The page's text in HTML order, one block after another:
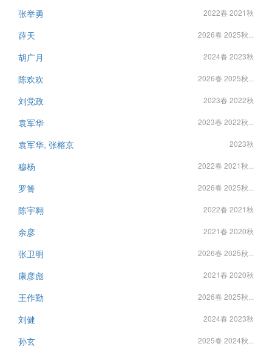
张举勇 2022春 2021秋
薛天 2026春 2025秋...
胡广月 2024春 2023秋
陈欢欢 2026春 2025秋...
刘党政 2023春 2022秋
袁军华 2023春 2022秋...
袁军华, 张榕京 2023秋
穆杨 2022春 2021秋...
罗箐 2026春 2025秋...
陈宇翱 2022春 2021秋
余彦 2021春 2020秋
张卫明 2026春 2025秋...
康彦彪 2021春 2020秋
王作勤 2026春 2025秋...
刘健 2024春 2023秋
孙玄 2025春 2024秋...